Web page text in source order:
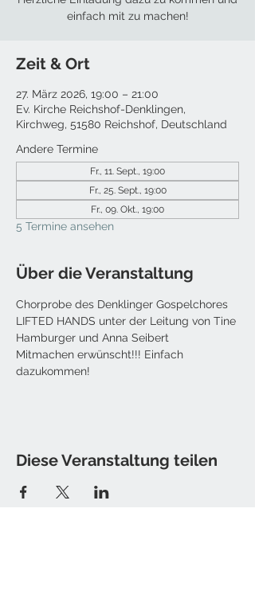
einfach mit zu machen!
Zeit & Ort
27. März 2026, 19:00 – 21:00
Ev. Kirche Reichshof-Denklingen,
Kirchweg, 51580 Reichshof, Deutschland
Andere Termine
Fr., 11. Sept., 19:00
Fr., 25. Sept., 19:00
Fr., 09. Okt., 19:00
5 Termine ansehen
Über die Veranstaltung
Chorprobe des Denklinger Gospelchores
LIFTED HANDS unter der Leitung von Tine
Hamburger und Anna Seibert
Mitmachen erwünscht!!! Einfach
dazukommen!
Diese Veranstaltung teilen